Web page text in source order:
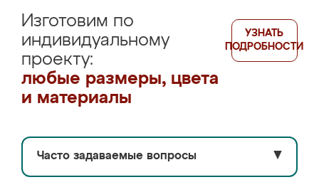
Изготовим по
индивидуальному
проекту:
любые размеры, цвета
и материалы
УЗНАТЬ
ПОДРОБНОСТИ
Часто задаваемые вопросы ▼